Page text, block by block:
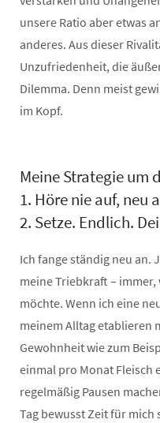
unsere Ratio aber etwas
anderes. Aus dieser
Unzufriedenheit, die
Dilemma. Denn meist
im Kopf.
Meine Strategie um
1. Höre nie auf, neu
2. Setze. Endlich.
Ich fange ständig neu an.
meine Triebkraft –
möchte. Wenn ich eine
meinem Alltag etablieren
Gewohnheit wie zum
einmal pro Monat Fleisch
regelmäßig Pausen
Tag bewusst Zeit für mich